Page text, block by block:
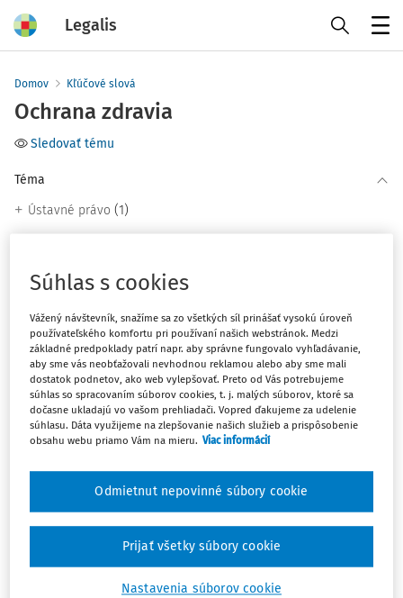
Legalis
Domov Kľúčové slová
Ochrana zdravia
Sledovať tému
Téma
Ústavné právo (1)
Počet vyhľadaných dokumentov:2
Zoradiť podľa:
Najnovšie
Najstaršie
ČLÁNKY
Výhrada svedomia zdravotníckeho
pracovníka v kontexte limitov ochrany
zdravia pacienta
zameraním na jej vnútroštátne a medzinárodné právne
zakotvenie. Analyzuje podmienky, za ktorých môžu
zdravotnícki pracovníci uplatniť výhradu svedomia a
Súhlas s cookies
Vážený návštevník, snažíme sa zo všetkých síl prinášať vysokú úroveň
používateľského komfortu pri používaní našich webstránok. Medzi
základné predpoklady patrí napr. aby správne fungovalo vyhľadávanie,
aby sme vás neobťažovali nevhodnou reklamou alebo aby sme mali
dostatok podnetov, ako web vylepšovať. Preto od Vás potrebujeme
súhlas so spracovaním súborov cookies, t. j. malých súborov, ktoré sa
dočasne ukladajú vo vašom prehliadači. Vopred ďakujeme za udelenie
súhlasu. Dáta využijeme na zlepšovanie našich služieb a prispôsobenie
obsahu webu priamo Vám na mieru. Viac informácií
Nastavenia súborov cookie
Odmietnut nepovinné súbory cookie
Prijať všetky súbory cookie